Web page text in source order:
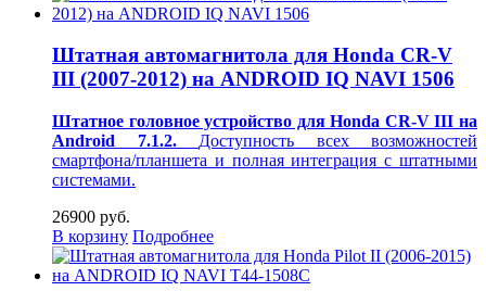
Штатная автомагнитола для Honda CR-V
III (2007-2012) на ANDROID IQ NAVI 1506
Штатное головное устройство для Honda CR-V III на
Android 7.1.2. Доступность всех возможностей
смартфона/планшета и полная интеграция с штатными
системами.
26900 руб.
В корзину Подробнее